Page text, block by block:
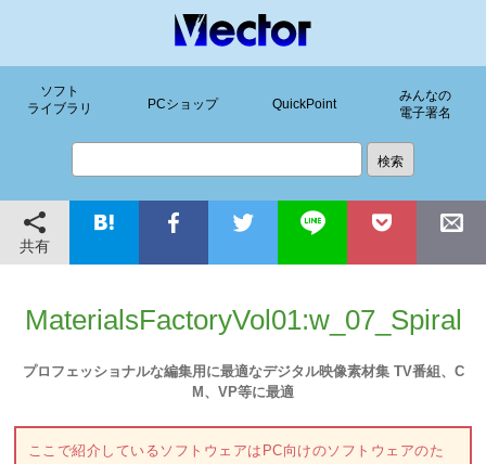
ソフト
ライブラリ
PCショップ QuickPoint
みんなの
電子署名
共有
MaterialsFactoryVol01:w_07_Spiral
プロフェッショナルな編集用に最適なデジタル映像素材集 TV番組、C
M、VP等に最適
ここで紹介しているソフトウェアはPC向けのソフトウェアのた